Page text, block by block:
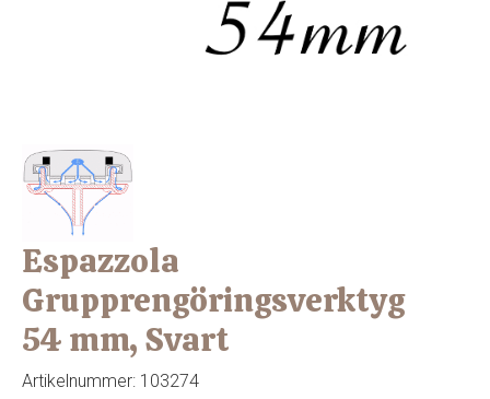
Espazzola
Grupprengöringsverktyg
54 mm, Svart
Artikelnummer: 103274